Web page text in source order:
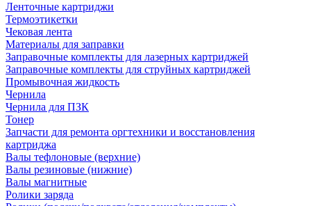
Ленточные картриджи
Термоэтикетки
Чековая лента
Материалы для заправки
Заправочные комплекты для лазерных картриджей
Заправочные комплекты для струйных картриджей
Промывочная жидкость
Чернила
Чернила для ПЗК
Тонер
Запчасти для ремонта оргтехники и восстановления
картриджа
Валы тефлоновые (верхние)
Валы резиновые (нижние)
Валы магнитные
Ролики заряда